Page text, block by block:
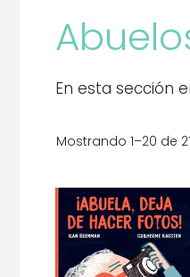
En esta sección
Mostrando 1–20 de